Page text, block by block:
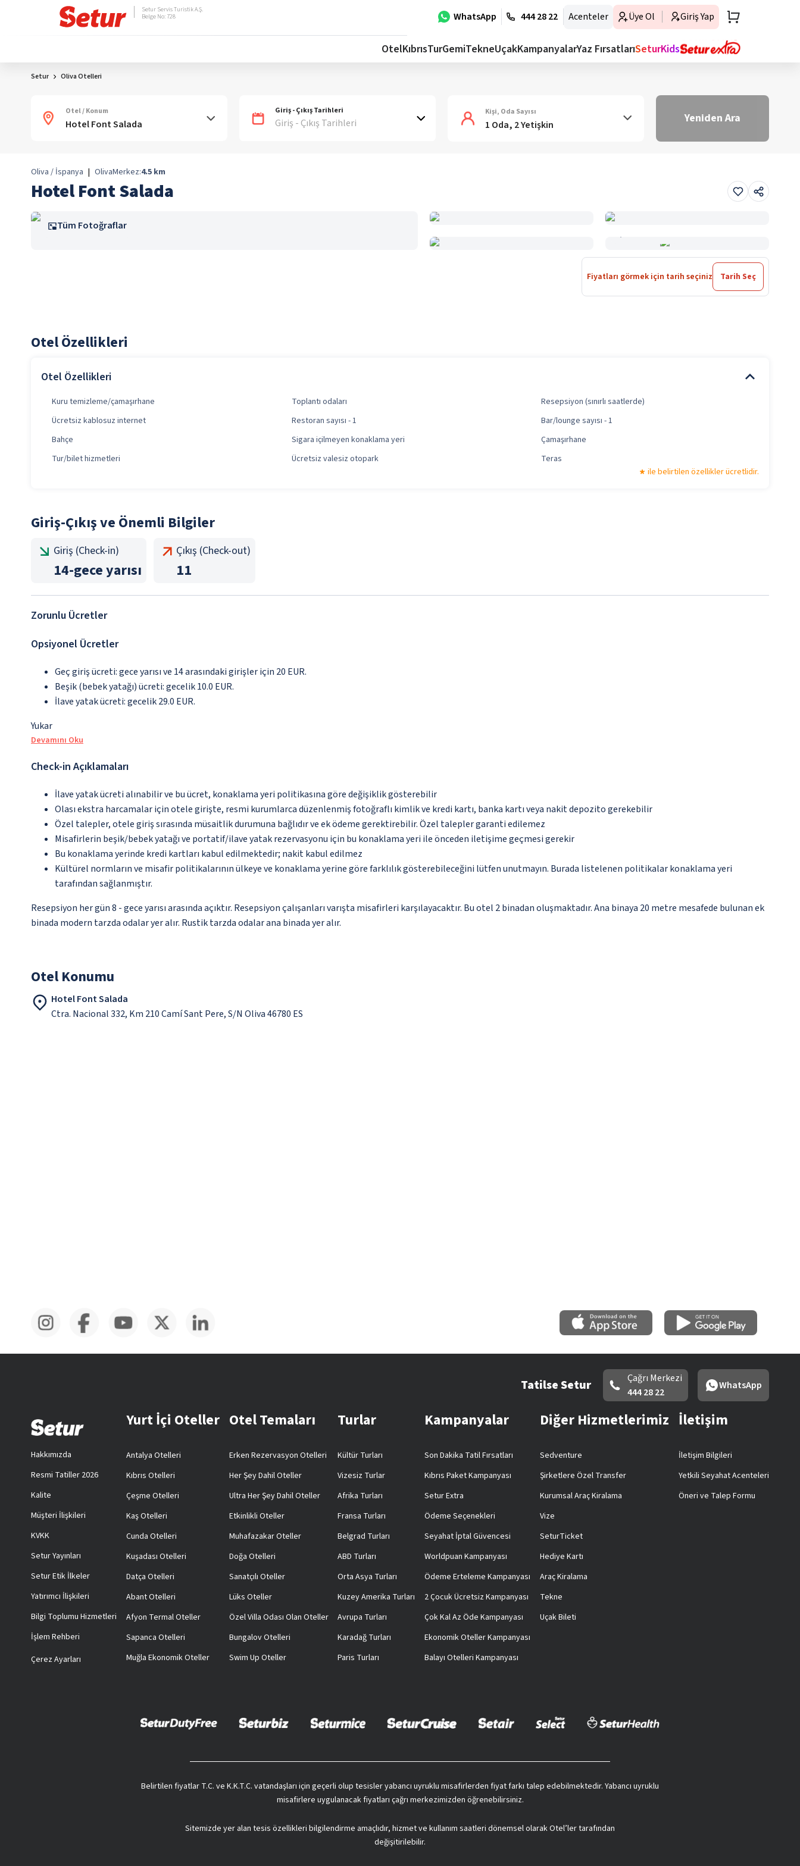
WhatsApp 444 28 22 Acenteler Üye Ol Giriş Yap
Setur Servis Turistik A.Ş.
Belge No: 728
OtelKıbrısTurGemiTekneUçakKampanyalarYaz FırsatlarıSeturKids
Setur Oliva Otelleri
Otel / Konum Giriş - Çıkış Tarihleri
Giriş - Çıkış Tarihleri
Kişi, Oda Sayısı
1 Oda, 2 Yetişkin Yeniden Ara
Oliva / İspanya | OlivaMerkez:4.5 km
Hotel Font Salada
Tüm Fotoğraflar
Fiyatları görmek için tarih seçiniz Tarih Seç
Otel Özellikleri
Otel Özellikleri
Kuru temizleme/çamaşırhane Toplantı odaları
Resepsiyon (sınırlı saatlerde)
Ücretsiz kablosuz internet
Restoran sayısı - 1
Bar/lounge sayısı - 1
Bahçe
Sigara içilmeyen konaklama yeri
Çamaşırhane
Tur/bilet hizmetleri
Ücretsiz valesiz otopark
Teras
ile belirtilen özellikler ücretlidir.
Giriş-Çıkış ve Önemli Bilgiler
Giriş (Check-in)
14-gece yarısı
Çıkış (Check-out)
11
Zorunlu Ücretler
Opsiyonel Ücretler
Geç giriş ücreti: gece yarısı ve 14 arasındaki girişler için 20 EUR.
Beşik (bebek yatağı) ücreti: gecelik 10.0 EUR.
İlave yatak ücreti: gecelik 29.0 EUR.
Yukar
Devamını Oku
Check-in Açıklamaları
İlave yatak ücreti alınabilir ve bu ücret, konaklama yeri politikasına göre değişiklik gösterebilir
Olası ekstra harcamalar için otele girişte, resmi kurumlarca düzenlenmiş fotoğraflı kimlik ve kredi kartı, banka kartı veya nakit depozito gerekebilir
Özel talepler, otele giriş sırasında müsaitlik durumuna bağlıdır ve ek ödeme gerektirebilir. Özel talepler garanti edilemez
Misafirlerin beşik/bebek yatağı ve portatif/ilave yatak rezervasyonu için bu konaklama yeri ile önceden iletişime geçmesi gerekir
Bu konaklama yerinde kredi kartları kabul edilmektedir; nakit kabul edilmez
Kültürel normların ve misafir politikalarının ülkeye ve konaklama yerine göre farklılık gösterebileceğini lütfen unutmayın. Burada listelenen politikalar konaklama yeri
tarafından sağlanmıştır.
Resepsiyon her gün 8 - gece yarısı arasında açıktır. Resepsiyon çalışanları varışta misafirleri karşılayacaktır. Bu otel 2 binadan oluşmaktadır. Ana binaya 20 metre mesafede bulunan ek
binada modern tarzda odalar yer alır. Rustik tarzda odalar ana binada yer alır.
Otel Konumu
Hotel Font Salada
Ctra. Nacional 332, Km 210 Camí Sant Pere, S/N Oliva 46780 ES
Tatilse Setur
Çağrı Merkezi
444 28 22
WhatsApp
Hakkımızda
Resmi Tatiller 2026
Kalite
Müşteri İlişkileri
KVKK
Setur Yayınları
Setur Etik İlkeler
Yatırımcı İlişkileri
Bilgi Toplumu Hizmetleri
İşlem Rehberi
Çerez Ayarları
Yurt İçi Oteller
Antalya Otelleri
Kıbrıs Otelleri
Çeşme Otelleri
Kaş Otelleri
Cunda Otelleri
Kuşadası Otelleri
Datça Otelleri
Abant Otelleri
Afyon Termal Oteller
Sapanca Otelleri
Muğla Ekonomik Oteller
Otel Temaları
Erken Rezervasyon Otelleri
Her Şey Dahil Oteller
Ultra Her Şey Dahil Oteller
Etkinlikli Oteller
Muhafazakar Oteller
Doğa Otelleri
Sanatçılı Oteller
Lüks Oteller
Özel Villa Odası Olan Oteller
Bungalov Otelleri
Swim Up Oteller
Turlar
Kültür Turları
Vizesiz Turlar
Afrika Turları
Fransa Turları
Belgrad Turları
ABD Turları
Orta Asya Turları
Kuzey Amerika Turları
Avrupa Turları
Karadağ Turları
Paris Turları
Kampanyalar
Son Dakika Tatil Fırsatları
Kıbrıs Paket Kampanyası
Setur Extra
Ödeme Seçenekleri
Seyahat İptal Güvencesi
Worldpuan Kampanyası
Ödeme Erteleme Kampanyası
2 Çocuk Ücretsiz Kampanyası
Çok Kal Az Öde Kampanyası
Ekonomik Oteller Kampanyası
Balayı Otelleri Kampanyası
Diğer Hizmetlerimiz
Sedventure
Şirketlere Özel Transfer
Kurumsal Araç Kiralama
Vize
SeturTicket
Hediye Kartı
Araç Kiralama
Tekne
Uçak Bileti
İletişim
İletişim Bilgileri
Yetkili Seyahat Acenteleri
Öneri ve Talep Formu
Belirtilen fiyatlar T.C. ve K.K.T.C. vatandaşları için geçerli olup tesisler yabancı uyruklu misafirlerden fiyat farkı talep edebilmektedir. Yabancı uyruklu
misafirlere uygulanacak fiyatları çağrı merkezimizden öğrenebilirsiniz.
Sitemizde yer alan tesis özellikleri bilgilendirme amaçlıdır, hizmet ve kullanım saatleri dönemsel olarak Otel’ler tarafından
değişitirilebilir.